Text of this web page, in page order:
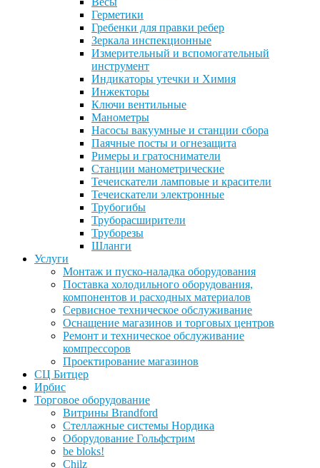
Герметики
Гребенки для правки ребер
Зеркала инспекционные
Измерительный и вспомогательный
инструмент
Индикаторы утечки и Химия
Инжекторы
Ключи вентильные
Манометры
Насосы вакуумные и станции сбора
Паячные посты и огнезащита
Римеры и гратосниматели
Станции манометрические
Течеискатели ламповые и красители
Течеискатели электронные
Трубогибы
Труборасширители
Труборезы
Шланги
Услуги
Монтаж и пуско-наладка оборудования
Поставка холодильного оборудования,
компонентов и расходных материалов
Сервисное техническое обслуживание
Оснащение магазинов и торговых центров
Ремонт и техническое обслуживание
компрессоров
Проектирование магазинов
СЦ Битцер
Ирбис
Торговое оборудование
Витрины Brandford
Стеллажные системы Нордика
Оборудование Гольфстрим
be bloks!
Chilz